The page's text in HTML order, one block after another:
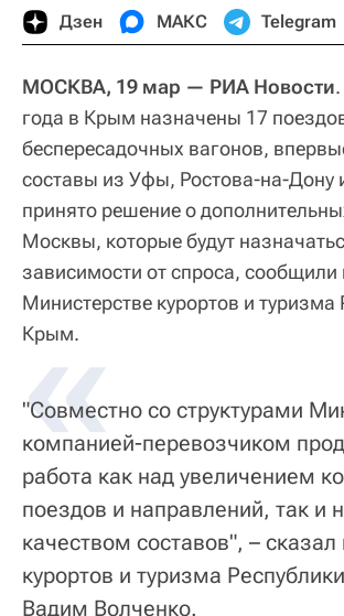
Дзен МАКС Telegram
МОСКВА, 19 мар — РИА Новости
года в Крым назначены 17
беспересадочных вагонов,
составы из Уфы, Ростова-на-Дону
принято решение о
Москвы, которые будут
зависимости от спроса, сообщили
Министерстве курортов и туризма
Крым.
«
"Совместно со структурами
компанией-перевозчиком
работа как над увеличением
поездов и направлений, так и
качеством составов", –
курортов и туризма
Вадим Волченко.